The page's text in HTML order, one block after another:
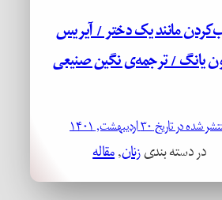
مانند یک دختر / آیریس
یانگ / ترجمه‌ی نگین صنیعی
شده در تاریخ ۳۰ اردیبهشت, ۱۴۰۱
در دسته بندیزنان, مقاله